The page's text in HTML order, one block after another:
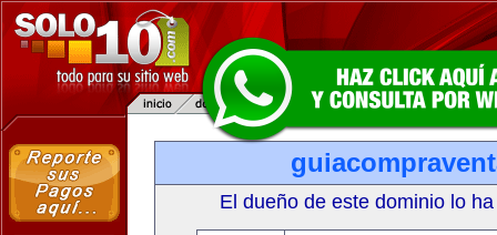
El dueño de este dominio lo